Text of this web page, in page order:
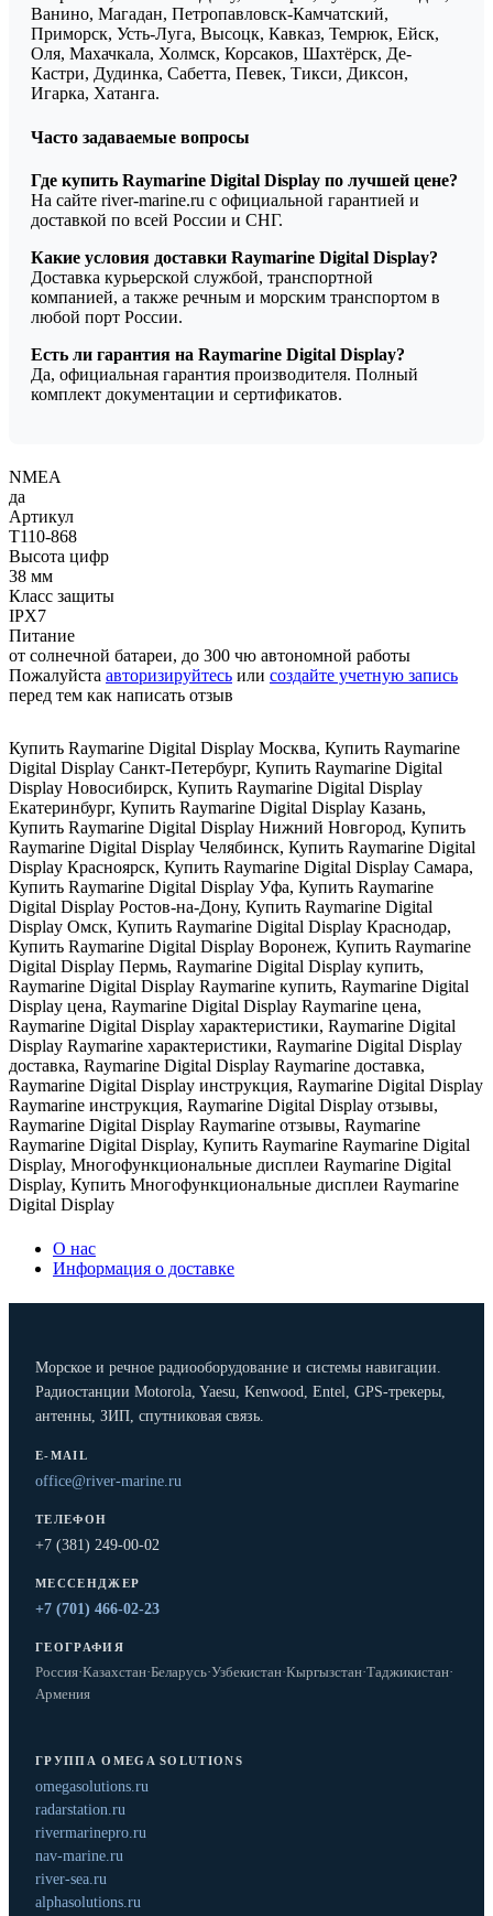
Ванино, Магадан, Петропавловск-Камчатский,
Приморск, Усть-Луга, Высоцк, Кавказ, Темрюк, Ейск,
Оля, Махачкала, Холмск, Корсаков, Шахтёрск, Де-
Кастри, Дудинка, Сабетта, Певек, Тикси, Диксон,
Игарка, Хатанга.
Часто задаваемые вопросы
Где купить Raymarine Digital Display по лучшей цене?
На сайте river-marine.ru с официальной гарантией и
доставкой по всей России и СНГ.
Какие условия доставки Raymarine Digital Display?
Доставка курьерской службой, транспортной
компанией, а также речным и морским транспортом в
любой порт России.
Есть ли гарантия на Raymarine Digital Display?
Да, официальная гарантия производителя. Полный
комплект документации и сертификатов.
NMEA
да
Артикул
T110-868
Высота цифр
38 мм
Класс защиты
IPX7
Питание
от солнечной батареи, до 300 чю автономной работы
Пожалуйста авторизируйтесь или создайте учетную запись
перед тем как написать отзыв
Купить Raymarine Digital Display Москва, Купить Raymarine
Digital Display Санкт-Петербург, Купить Raymarine Digital
Display Новосибирск, Купить Raymarine Digital Display
Екатеринбург, Купить Raymarine Digital Display Казань,
Купить Raymarine Digital Display Нижний Новгород, Купить
Raymarine Digital Display Челябинск, Купить Raymarine Digital
Display Красноярск, Купить Raymarine Digital Display Самара,
Купить Raymarine Digital Display Уфа, Купить Raymarine
Digital Display Ростов-на-Дону, Купить Raymarine Digital
Display Омск, Купить Raymarine Digital Display Краснодар,
Купить Raymarine Digital Display Воронеж, Купить Raymarine
Digital Display Пермь, Raymarine Digital Display купить,
Raymarine Digital Display Raymarine купить, Raymarine Digital
Display цена, Raymarine Digital Display Raymarine цена,
Raymarine Digital Display характеристики, Raymarine Digital
Display Raymarine характеристики, Raymarine Digital Display
доставка, Raymarine Digital Display Raymarine доставка,
Raymarine Digital Display инструкция, Raymarine Digital Display
Raymarine инструкция, Raymarine Digital Display отзывы,
Raymarine Digital Display Raymarine отзывы, Raymarine
Raymarine Digital Display, Купить Raymarine Raymarine Digital
Display, Многофункциональные дисплеи Raymarine Digital
Display, Купить Многофункциональные дисплеи Raymarine
Digital Display
О нас
Информация о доставке
Морское и речное радиооборудование и системы навигации.
Радиостанции Motorola, Yaesu, Kenwood, Entel, GPS-трекеры,
антенны, ЗИП, спутниковая связь.
E-MAIL
office@river-marine.ru
ТЕЛЕФОН
+7 (381) 249-00-02
МЕССЕНДЖЕР
+7 (701) 466-02-23
ГЕОГРАФИЯ
Россия·Казахстан·Беларусь·Узбекистан·Кыргызстан·Таджикистан·
Армения
ГРУППА OMEGA SOLUTIONS
omegasolutions.ru
radarstation.ru
rivermarinepro.ru
nav-marine.ru
river-sea.ru
alphasolutions.ru